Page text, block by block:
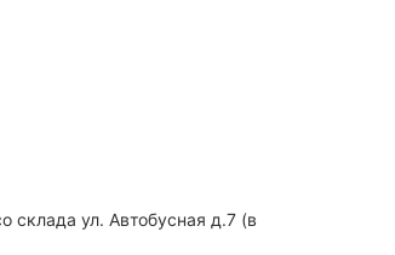
склада ул. Автобусная д.7 (в